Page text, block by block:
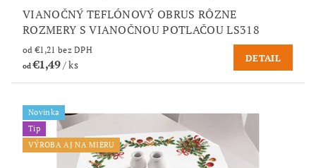
VIANOČNÝ TEFLÓNOVÝ OBRUS RÔZNE
ROZMERY S VIANOČNOU POTLAČOU LS318
od €1,21 bez DPH
od€1,49/ ks
DETAIL
Novinka
Tip
VÝROBA AJ NA MIERU